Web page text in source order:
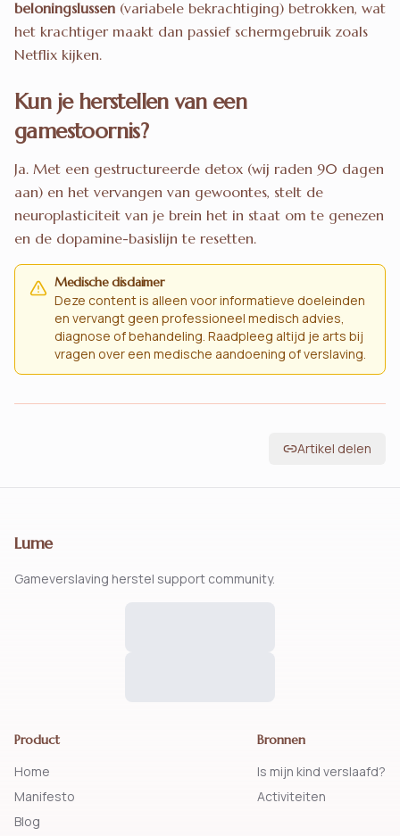
beloningslussen (variabele bekrachtiging) betrokken, wat
het krachtiger maakt dan passief schermgebruik zoals
Netflix kijken.
Kun je herstellen van een
gamestoornis?
Ja. Met een gestructureerde detox (wij raden 90 dagen
aan) en het vervangen van gewoontes, stelt de
neuroplasticiteit van je brein het in staat om te genezen
en de dopamine-basislijn te resetten.
Medische disclaimer
Deze content is alleen voor informatieve doeleinden
en vervangt geen professioneel medisch advies,
diagnose of behandeling. Raadpleeg altijd je arts bij
vragen over een medische aandoening of verslaving.
Artikel delen
Lume
Gameverslaving herstel support community.
Product
Home
Manifesto
Blog
Bronnen
Is mijn kind verslaafd?
Activiteiten